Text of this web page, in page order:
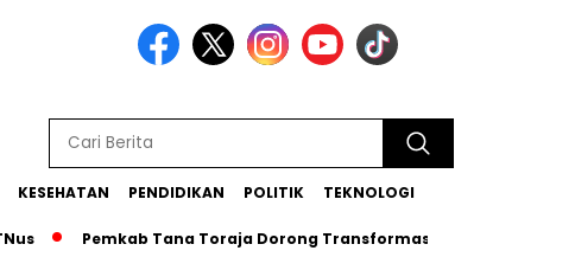
KESEHATAN PENDIDIKAN POLITIK TEKNOLOGI
Pemkab Tana Toraja Dorong Transformasi Posyandu Era Baru